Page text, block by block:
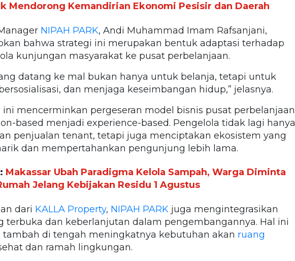
Mendorong Kemandirian Ekonomi Pesisir dan Daerah
NIPAH PARK, Andi Muhammad Imam Rafsanjani,
bahwa strategi ini merupakan bentuk adaptasi terhadap
kunjungan masyarakat ke pusat perbelanjaan.
datang ke mal bukan hanya untuk belanja, tetapi untuk
dan menjaga keseimbangan hidup,” jelasnya.
ini mencerminkan pergeseran model bisnis pusat perbelanjaan
based menjadi experience-based. Pengelola tidak lagi hanya
penjualan tenant, tetapi juga menciptakan ekosistem yang
dan mempertahankan pengunjung lebih lama.
Makassar Ubah Paradigma Kelola Sampah, Warga Diminta
Jelang Kebijakan Residu 1 Agustus
dari KALLA Property, NIPAH PARK juga mengintegrasikan
terbuka dan keberlanjutan dalam pengembangannya. Hal ini
tambah di tengah meningkatnya kebutuhan akan ruang
dan ramah lingkungan.